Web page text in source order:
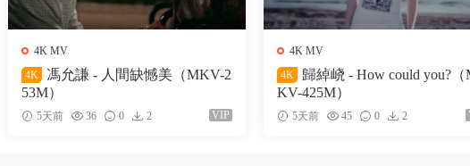
4K MV
4K
馮允謙 - 人間缺憾美（MKV-2
53M）
5天前 36 0 2 VIP
4K MV
4K
歸綽峣 - How could you?（
KV-425M）
5天前 45 0 2